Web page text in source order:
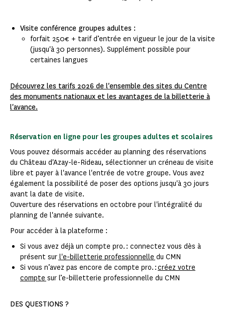
Visite conférence groupes adultes :
forfait 250€ + tarif d’entrée en vigueur le jour de la visite
(jusqu'à 30 personnes). Supplément possible pour
certaines langues
Découvrez les tarifs 2026 de l'ensemble des sites du Centre
des monuments nationaux et les avantages de la billetterie à
l'avance.
Réservation en ligne pour les groupes adultes et scolaires
Vous pouvez désormais accéder au planning des réservations
du Château d'Azay-le-Rideau, sélectionner un créneau de visite
libre et payer à l'avance l'entrée de votre groupe. Vous avez
également la possibilité de poser des options jusqu'à 30 jours
avant la date de visite.
Ouverture des réservations en octobre pour l'intégralité du
planning de l'année suivante.
Pour accéder à la plateforme :
Si vous avez déjà un compte pro. : connectez vous dès à
présent sur l'e-billetterie professionnelle du CMN
Si vous n’avez pas encore de compte pro. :créez votre
compte sur l’e-billetterie professionnelle du CMN
DES QUESTIONS ?